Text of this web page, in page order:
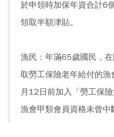
於申領時加保年資合計6
領取半額津貼。
漁民：年滿65歲國民，
取勞工保險老年給付的
月12日前加入「勞工保
漁會甲類會員資格未曾中